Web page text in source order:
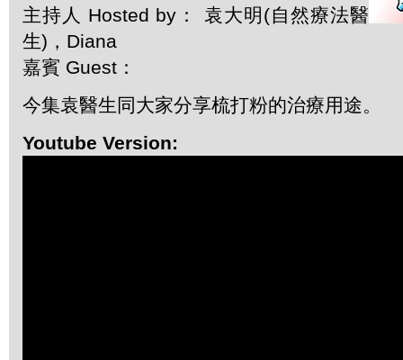
主持人 Hosted by： 袁大明(自然療法醫
生)，Diana
嘉賓 Guest：
今集袁醫生同大家分享梳打粉的治療用途。
Youtube Version: